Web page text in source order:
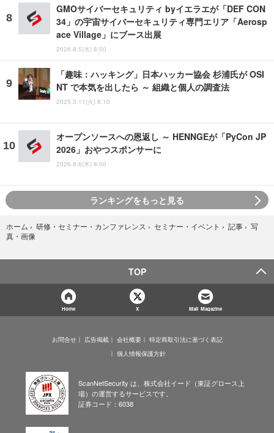
GMOサイバーセキュリティ byイエラエが「DEF CON
34」の宇宙サイバーセキュリティ専門エリア「Aerosp
ace Village」にブース出展
2026.8.5(水) 8:00
「趣味：ハッキング」日本ハッカー協会 杉浦氏が OSI
NT で本気を出したら ～ 組織と個人の調査法
2025.3.11(火) 8:10
オープンソースへの恩返し ～ HENNGEが「PyCon JP
2026」おやつスポンサーに
2026.8.6(木) 8:00
ランキングをもっと見る
ホーム › 研修・セミナー・カンファレンス › セミナー・イベント › 記事 › 写
真・画像
TOP
Home X Mail Magazine
お問合せ 広告掲載 会社概要
特定商取引法に基づく表記
個人情報保護方針
ScanNetSecurity は、株式会社イード（東証グロース上
場）の運営するサービスです。
証券コード：6038